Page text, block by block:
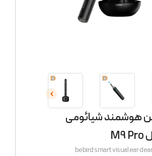
هوشمند شیائومی
bebird smart visual ear